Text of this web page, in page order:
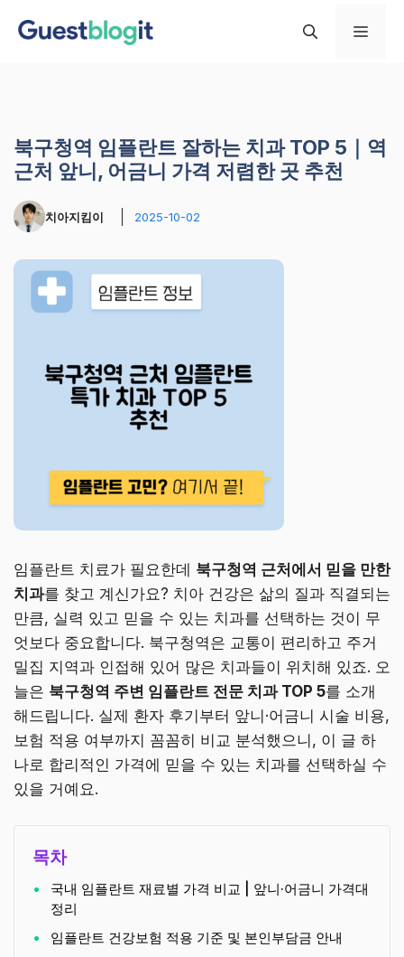
메
북구청역 임플란트 잘하는 치과 TOP 5｜역
근처 앞니, 어금니 가격 저렴한 곳 추천
치아지킴이 2025-10-02
임플란트 치료가 필요한데 북구청역 근처에서 믿을 만한
치과를 찾고 계신가요? 치아 건강은 삶의 질과 직결되는
만큼, 실력 있고 믿을 수 있는 치과를 선택하는 것이 무
엇보다 중요합니다. 북구청역은 교통이 편리하고 주거
밀집 지역과 인접해 있어 많은 치과들이 위치해 있죠. 오
늘은 북구청역 주변 임플란트 전문 치과 TOP 5를 소개
해드립니다. 실제 환자 후기부터 앞니·어금니 시술 비용,
보험 적용 여부까지 꼼꼼히 비교 분석했으니, 이 글 하
나로 합리적인 가격에 믿을 수 있는 치과를 선택하실 수
있을 거예요.
목차
국내 임플란트 재료별 가격 비교 | 앞니·어금니 가격대
정리
임플란트 건강보험 적용 기준 및 본인부담금 안내